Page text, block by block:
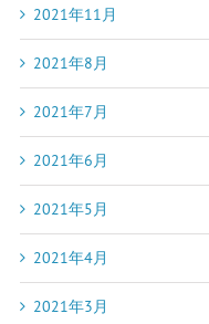
2021年11月
2021年8月
2021年7月
2021年6月
2021年5月
2021年4月
2021年3月